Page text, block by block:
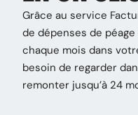
Grâce au service
de dépenses de
chaque mois dans
besoin de regarder
remonter jusqu’à 24